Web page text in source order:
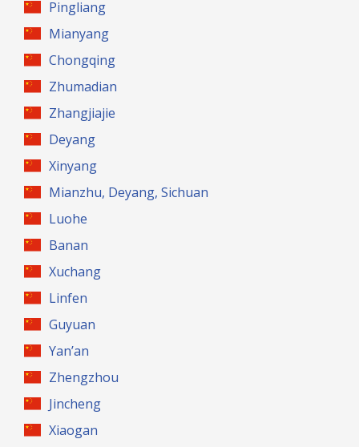
Pingliang
Mianyang
Chongqing
Zhumadian
Zhangjiajie
Deyang
Xinyang
Mianzhu, Deyang, Sichuan
Luohe
Banan
Xuchang
Linfen
Guyuan
Yan’an
Zhengzhou
Jincheng
Xiaogan